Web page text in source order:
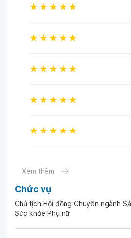
Chức vụ
Chủ tịch Hội đồng Chuyên ngành
Sức khỏe Phụ nữ
Xem thêm